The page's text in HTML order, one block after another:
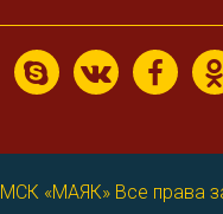
МСК «МАЯК»Все права